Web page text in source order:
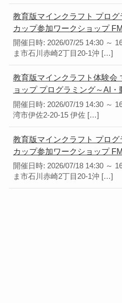
教育版マインクラフト プロ
カップ参加ワークショップ
開催日時: 2026/07/25 14:30 ～
ま市石川赤崎2丁目20-1沖 […]
教育版マインクラフト体験会
ョップ プログラミング～AI
開催日時: 2026/07/19 14:30 ～
湾市伊佐2-20-15 伊佐 […]
教育版マインクラフト プロ
カップ参加ワークショップ
開催日時: 2026/07/18 14:30 ～
ま市石川赤崎2丁目20-1沖 […]